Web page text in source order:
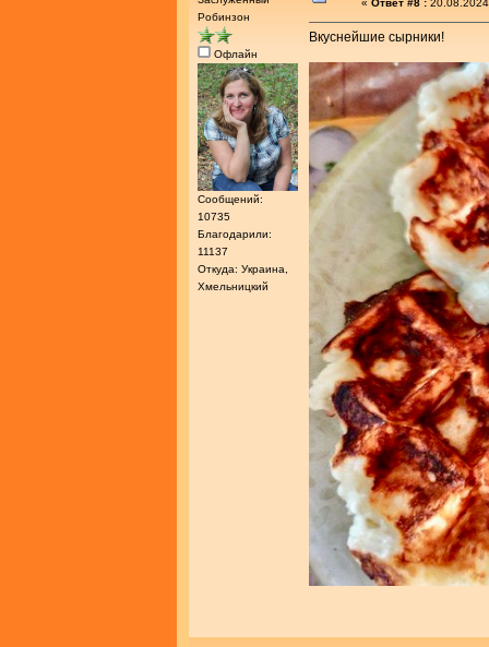
Робинзон
Офлайн
Сообщений:
10735
Благодарили:
11137
Откуда: Украина,
Хмельницкий
« Ответ #8 :
Вкуснейшие сырники!